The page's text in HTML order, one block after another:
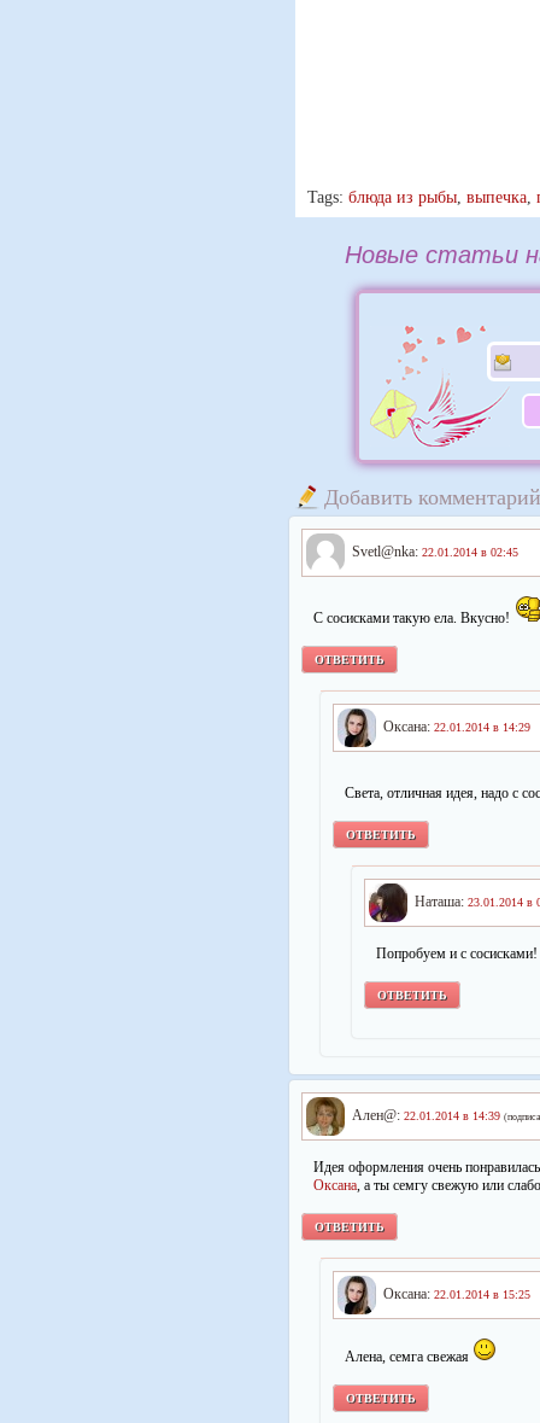
Tags: блюда из рыбы, выпечка,
Новые статьи
Добавить комментарий
Svetl@nka: 22.01.2014 в 02:45
С сосисками такую ела. Вкусно!
ОТВЕТИТЬ
Оксана: 22.01.2014 в 14:29
Света, отличная идея, надо с
ОТВЕТИТЬ
Наташа: 23.01.2014 в
Попробуем и с сосисками!
ОТВЕТИТЬ
Ален@: 22.01.2014 в 14:39
Идея оформления очень
Оксана, а ты семгу свежую или
ОТВЕТИТЬ
Оксана: 22.01.2014 в 15:25
Алена, семга свежая
ОТВЕТИТЬ